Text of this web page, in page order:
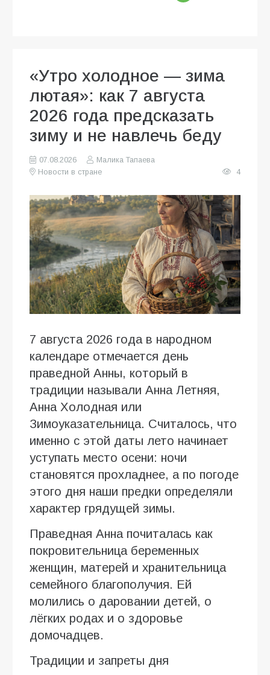
«Утро холодное — зима
лютая»: как 7 августа
2026 года предсказать
зиму и не навлечь беду
07.08.2026
Малика Тапаева
Новости в стране
4
7 августа 2026 года в народном
календаре отмечается день
праведной Анны, который в
традиции называли Анна Летняя,
Анна Холодная или
Зимоуказательница. Считалось, что
именно с этой даты лето начинает
уступать место осени: ночи
становятся прохладнее, а по погоде
этого дня наши предки определяли
характер грядущей зимы.
Праведная Анна почиталась как
покровительница беременных
женщин, матерей и хранительница
семейного благополучия. Ей
молились о даровании детей, о
лёгких родах и о здоровье
домочадцев.
Традиции и запреты дня